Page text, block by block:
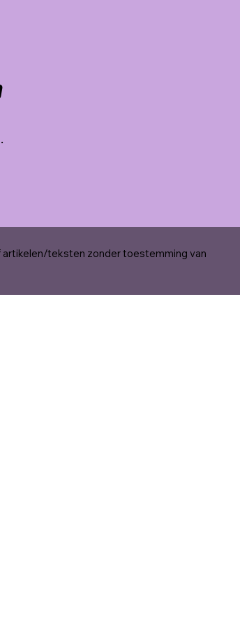
artikelen/teksten zonder toestemming van